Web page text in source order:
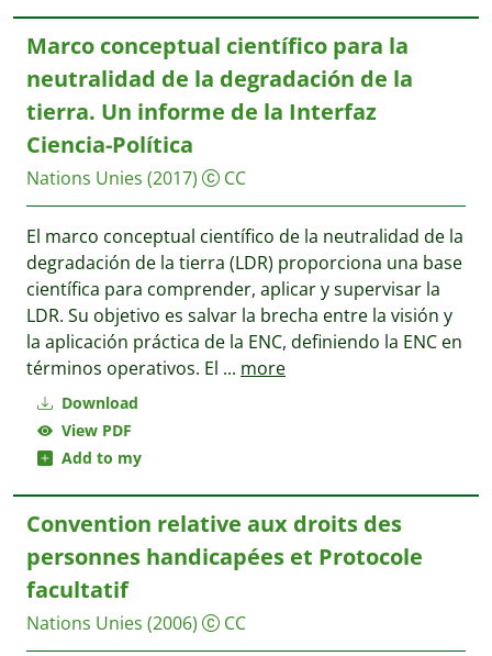
Download
View PDF
Add to my
Marco conceptual científico para la
neutralidad de la degradación de la
tierra. Un informe de la Interfaz
Ciencia-Política
Nations Unies (2017) CC
El marco conceptual científico de la neutralidad de la
degradación de la tierra (LDR) proporciona una base
científica para comprender, aplicar y supervisar la
LDR. Su objetivo es salvar la brecha entre la visión y
la aplicación práctica de la ENC, definiendo la ENC en
términos operativos. El ... more
Convention relative aux droits des
personnes handicapées et Protocole
facultatif
Nations Unies (2006) CC